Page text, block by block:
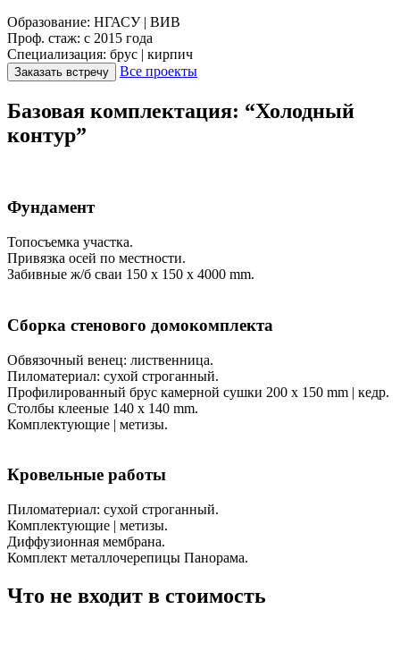
Образование: НГАСУ | ВИВ
Проф. стаж: с 2015 года
Специализация: брус | кирпич
Заказать встречу Все проекты
Базовая комплектация: “Холодный
контур”
Фундамент
Топосъемка участка.
Привязка осей по местности.
Забивные ж/б сваи 150 х 150 х 4000 mm.
Сборка стенового домокомплекта
Обвязочный венец: лиственница.
Пиломатериал: сухой строганный.
Профилированный брус камерной сушки 200 х 150 mm | кедр.
Столбы клееные 140 х 140 mm.
Комплектующие | метизы.
Кровельные работы
Пиломатериал: сухой строганный.
Комплектующие | метизы.
Диффузионная мембрана.
Комплект металлочерепицы Панорама.
Что не входит в стоимость